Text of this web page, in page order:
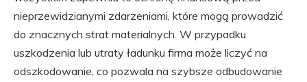
nieprzewidzianymi zdarzeniami, które mogą prowadzić
do znacznych strat materialnych. W przypadku
uszkodzenia lub utraty ładunku firma może liczyć na
odszkodowanie, co pozwala na szybsze odbudowanie